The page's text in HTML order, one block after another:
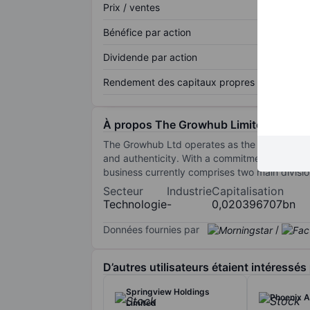
Prix / ventes
Bénéfice par action
Dividende par action
Rendement des capitaux propres
À propos The Growhub Limited
The Growhub Ltd operates as the
and authenticity. With a commitment to
business currently comprises two main
Secteur
Technologie
Industrie
-
Capitalisation
0,020396707bn
Données fournies par /
D’autres utilisateurs étaient intéressés
Springview Holdings
Limited
Phoenix